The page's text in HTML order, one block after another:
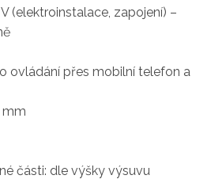
(elektroinstalace, zapojení) –
ovládání přes mobilní telefon a
mm
části: dle výšky výsuvu